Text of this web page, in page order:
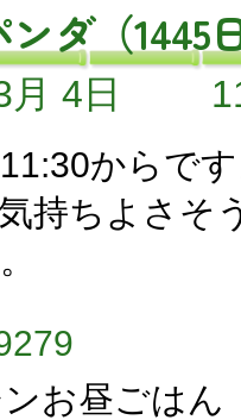
ダ（1445
4日
からで
持ちよさそ
お昼ごはん